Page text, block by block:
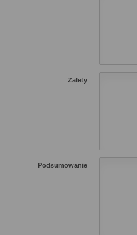
Zalety
Podsumowanie